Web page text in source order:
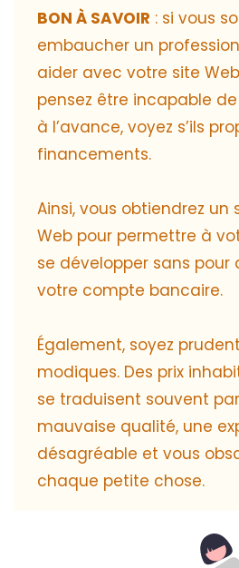
BON À SAVOIR : si vous
embaucher un
aider avec votre site
pensez être incapable
à l’avance, voyez s’ils
financements.
Ainsi, vous obtiendrez un
Web pour permettre à
se développer sans
votre compte bancaire.
Également, soyez
modiques. Des prix
se traduisent souvent
mauvaise qualité, une
désagréable et vous
chaque petite chose.